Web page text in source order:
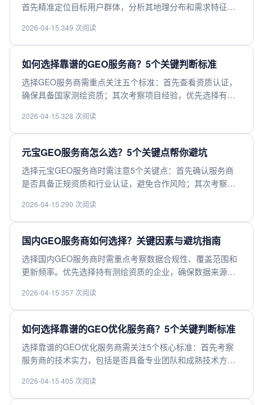
首先精准定位目标用户群体，分析其地理分布和需求特征；
确保商家信息在各大平台的一致性。需避免的常见错误包
括：忽视用户评价管理、未及时更新营业信息、过度依赖单
一平台推广。建议定期监测数据并调整策略，结合线上线下
渠道协同推广，才能有效提升本地搜索排名和转化率。
2026-04-15·349 次阅读
如何选择靠谱的GEO服务商？5个关键判断标准
选择GEO服务商需重点关注五个标准：首先查看资质认证，
确保具备国家测绘资质；其次考察项目经验，优先选择有同
数据处理能力；第四比较服务响应速度，要求提供明确的时
间节点；最后核实保密措施，确保数据安全协议完善。建议
实地考察办公场所，要求提供成功案例的详细说明，同时注
意合同中的服务条款和违约责任。通过多维度综合评估，才
能找到真正专业可靠的GEO服务合作伙伴。
2026-04-15·328 次阅读
元宝GEO服务商怎么选？5个关键点帮你避坑
选择元宝GEO服务商时需注意5个关键点：首先确认服务商
是否具备正规资质和行业认证，避免合作风险；其次考察数
稳定性和响应速度，直接影响业务效率；第四对比价格透明
度，警惕隐藏收费；最后查看客户案例和技术支持能力，优
先选择有成熟行业经验的服务商。综合评估这些因素能有效
规避合作风险，选择高性价比的GEO服务。
2026-04-15·290 次阅读
国内GEO服务商如何选择？关键因素与避坑指南
选择国内GEO服务商时需重点考察数据合规性、覆盖范围和
更新频率。优先选择持有测绘资质的企业，确保数据来源合
新周期能否满足业务需求。警惕低价陷阱，部分服务商可能
提供质量不达标的二手数据。建议实地考察服务商的数据采
集能力，同时关注其API服务的稳定性和技术支持水平。签订
合同时需明确数据使用权限和保密条款，避免后续法律风
险。
2026-04-15·357 次阅读
如何选择靠谱的GEO优化服务商？5个关键判断标准
选择靠谱的GEO优化服务商需关注5个核心标准：首先考察
服务商的技术实力，包括是否具备专业团队和成熟技术方
三评估服务质量，通过客户评价了解实际效果；第四比较价
格合理性，避免低价陷阱；最后确认售后服务，确保能提供
2026-04-15·405 次阅读